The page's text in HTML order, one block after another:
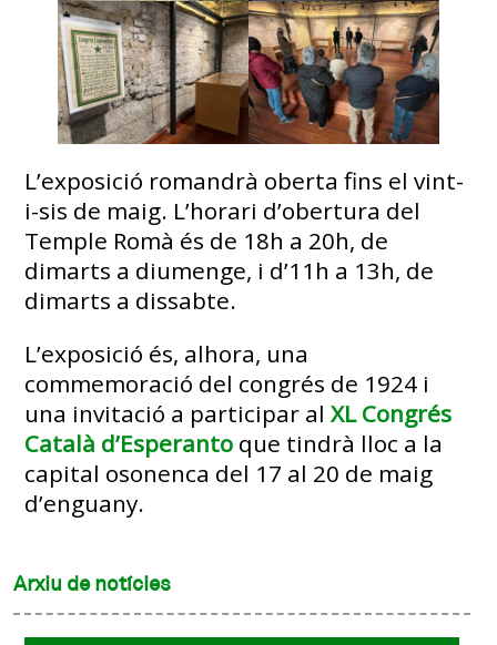
L’exposició romandrà oberta fins el vint-
i-sis de maig. L’horari d’obertura del
Temple Romà és de 18h a 20h, de
dimarts a diumenge, i d’11h a 13h, de
dimarts a dissabte.
L’exposició és, alhora, una
commemoració del congrés de 1924 i
una invitació a participar alXL Congrés
Català d’Esperanto que tindrà lloc a la
capital osonenca del 17 al 20 de maig
d’enguany.
Arxiu de notícies